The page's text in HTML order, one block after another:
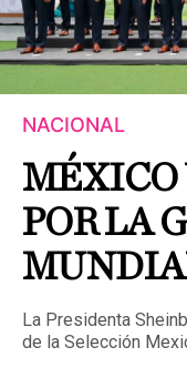
NACIONAL
MÉXICO
POR LA
La Presidenta
de la Selección